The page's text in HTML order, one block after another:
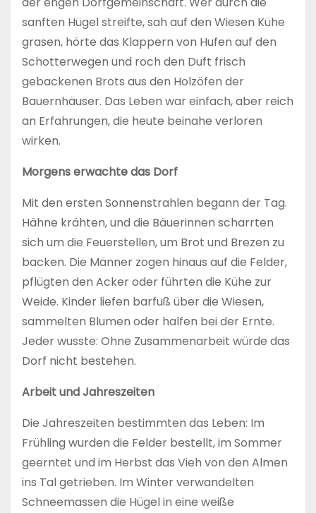
sanften Hügel streifte, sah auf den Wiesen Kühe
grasen, hörte das Klappern von Hufen auf den
Schotterwegen und roch den Duft frisch
gebackenen Brots aus den Holzöfen der
Bauernhäuser. Das Leben war einfach, aber reich
an Erfahrungen, die heute beinahe verloren
wirken.
Morgens erwachte das Dorf
Mit den ersten Sonnenstrahlen begann der Tag.
Hähne kräh­ten, und die Bäuerinnen scharrten
sich um die Feuerstellen, um Brot und Brezen zu
backen. Die Männer zogen hinaus auf die Felder,
pflügten den Acker oder führten die Kühe zur
Weide. Kinder liefen barfuß über die Wiesen,
sammelten Blumen oder halfen bei der Ernte.
Jeder wusste: Ohne Zusammenarbeit würde das
Dorf nicht bestehen.
Arbeit und Jahreszeiten
Die Jahreszeiten bestimmten das Leben: Im
Frühling wurden die Felder bestellt, im Sommer
geerntet und im Herbst das Vieh von den Almen
ins Tal getrieben. Im Winter verwandelten
Schneemassen die Hügel in eine weiße